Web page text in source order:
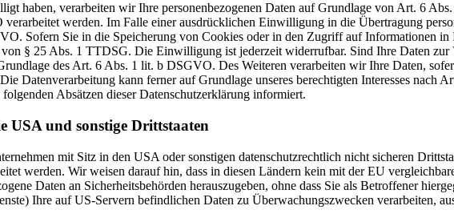
haben, verarbeiten wir Ihre personenbezogenen Daten auf Grundlage von Art. 6
werden. Im Falle einer ausdrücklichen Einwilligung in die Übertragung
Sofern Sie in die Speicherung von Cookies oder in den Zugriff auf Informationen
§ 25 Abs. 1 TTDSG. Die Einwilligung ist jederzeit widerrufbar. Sind Ihre Daten
des Art. 6 Abs. 1 lit. b DSGVO. Des Weiteren verarbeiten wir Ihre Daten,
Datenverarbeitung kann ferner auf Grundlage unseres berechtigten Interesses
Absätzen dieser Datenschutzerklärung informiert.
USA und sonstige Drittstaaten
mit Sitz in den USA oder sonstigen datenschutzrechtlich nicht sicheren
werden. Wir weisen darauf hin, dass in diesen Ländern kein mit der EU
Daten an Sicherheitsbehörden herauszugeben, ohne dass Sie als Betroffener
Ihre auf US-Servern befindlichen Daten zu Überwachungszwecken verarbeiten,